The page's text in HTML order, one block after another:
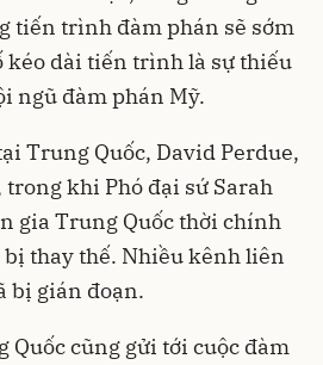
tiến trình đàm phán sẽ sớm
kéo dài tiến trình là sự thiếu
ngũ đàm phán Mỹ.
Trung Quốc, David Perdue,
khi Phó đại sứ Sarah
gia Trung Quốc thời chính
thay thế. Nhiều kênh liên
bị gián đoạn.
Quốc cũng gửi tới cuộc đàm